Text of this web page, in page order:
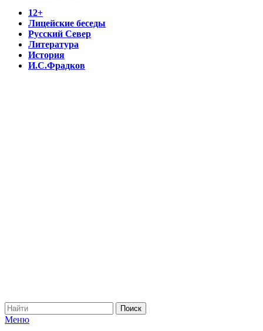
12+
Лицейские беседы
Русский Север
Литература
История
И.С.Фрадков
Меню